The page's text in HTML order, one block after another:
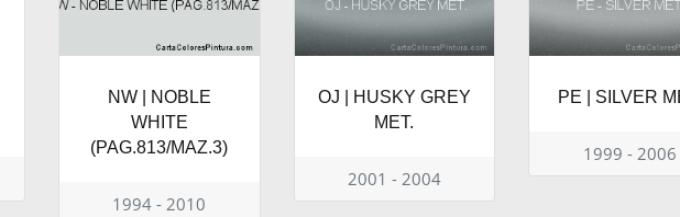
NW | NOBLE
WHITE
(PAG.813/MAZ.3)
1994 - 2010
OJ | HUSKY GREY
MET.
2001 - 2004
PE | SILVER
1999 - 2006